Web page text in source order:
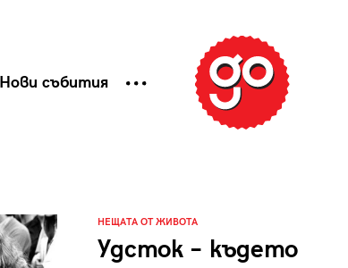
Нови събития
НЕЩАТА ОТ ЖИВОТА
Удсток – където